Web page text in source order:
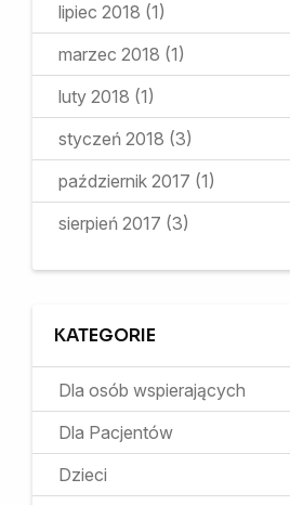
lipiec 2018 (1)
marzec 2018 (1)
luty 2018 (1)
styczeń 2018 (3)
październik 2017 (1)
sierpień 2017 (3)
KATEGORIE
Dla osób wspierających
Dla Pacjentów
Dzieci